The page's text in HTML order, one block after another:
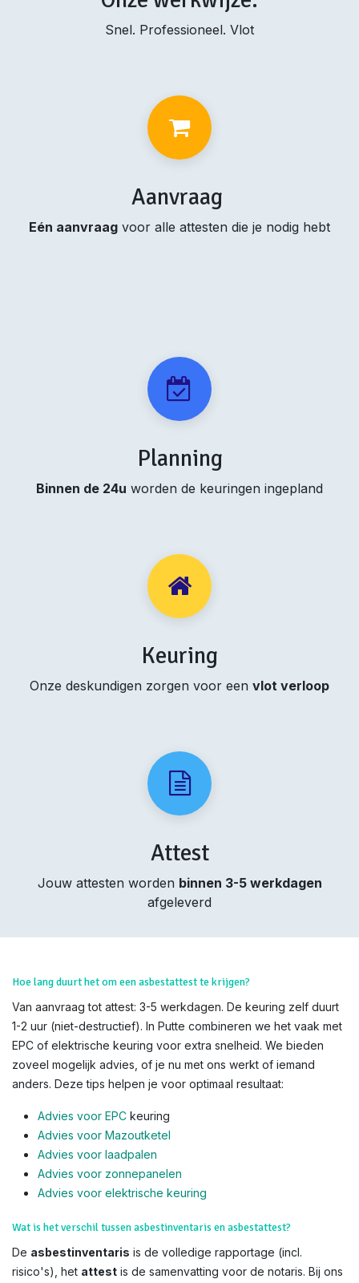
Snel. Professioneel. Vlot
Aanvraag
Eén aanvraag voor alle attesten die je nodig hebt
Planning
Binnen de 24u worden de keuringen ingepland
Keuring
Onze deskundigen zorgen voor een vlot verloop
Attest
Jouw attesten worden binnen 3-5 werkdagen
afgeleverd
Hoe lang duurt het om een asbestattest te krijgen?
Van aanvraag tot attest: 3-5 werkdagen. De keuring zelf duurt
1-2 uur (niet-destructief). In Putte combineren we het vaak met
EPC of elektrische keuring voor extra snelheid. We bieden
zoveel mogelijk advies, of je nu met ons werkt of iemand
anders. Deze tips helpen je voor optimaal resultaat:
Advies voor EPC keuring
Advies voor Mazoutketel
Advies voor laadpalen
Advies voor zonnepanelen
Advies voor elektrische keuring
Wat is het verschil tussen asbestinventaris en asbestattest?
De asbestinventaris is de volledige rapportage (incl.
risico's), het attest is de samenvatting voor de notaris. Bij ons